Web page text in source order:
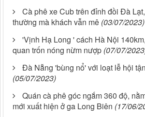
Cà phê xe Cub trên đỉnh đồi Đà
thường mà khách vẫn mê (03/07/2023)
'Vịnh Hạ Long ' cách Hà Nội
quan trốn nóng nừm nượp (07/07/
Đà Nẵng 'bùng nổ' với loạt lễ hội
(05/07/2023)
Quán cà phê góc ngắm 360 độ,
mới xuất hiện ở ga Long Biên (17/06/